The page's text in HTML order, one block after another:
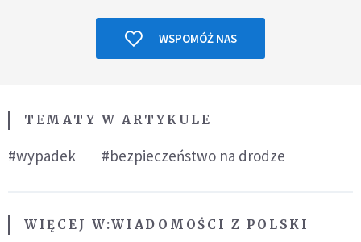
WSPOMÓŻ NAS
TEMATY W ARTYKULE
#wypadek #bezpieczeństwo na drodze
WIĘCEJ W:WIADOMOŚCI Z POLSKI